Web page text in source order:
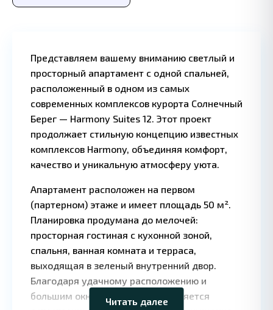
Представляем вашему вниманию светлый и
просторный апартамент с одной спальней,
расположенный в одном из самых
современных комплексов курорта Солнечный
Берег — Harmony Suites 12. Этот проект
продолжает стильную концепцию известных
комплексов Harmony, объединяя комфорт,
качество и уникальную атмосферу уюта.
Апартамент расположен на первом
(партерном) этаже и имеет площадь 50 м².
Планировка продумана до мелочей:
просторная гостиная с кухонной зоной,
спальня, ванная комната и терраса,
выходящая в зеленый внутренний двор.
Благодаря удачному расположению и
большим окнам квартира наполняется
Читать далее